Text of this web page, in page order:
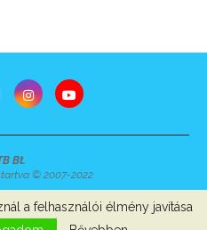
Bt.
© 2007-2022
-Impresszum
a felhasználói élmény javítása